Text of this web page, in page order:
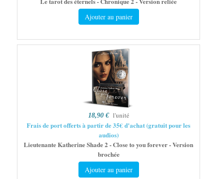
Ajouter au panier
18,90 € l'unité
Frais de port offerts à partir de 35€ d'achat (gratuit pour les
audios)
Lieutenante Katherine Shade 2 - Close to you forever - Version
brochée
Ajouter au panier